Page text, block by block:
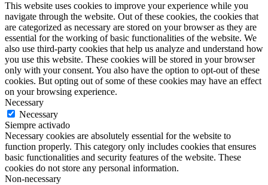
This website uses cookies to improve your experience while you
navigate through the website. Out of these cookies, the cookies that
are categorized as necessary are stored on your browser as they are
essential for the working of basic functionalities of the website. We
also use third-party cookies that help us analyze and understand how
you use this website. These cookies will be stored in your browser
only with your consent. You also have the option to opt-out of these
cookies. But opting out of some of these cookies may have an effect
on your browsing experience.
Necessary
Necessary
Siempre activado
Necessary cookies are absolutely essential for the website to
function properly. This category only includes cookies that ensures
basic functionalities and security features of the website. These
cookies do not store any personal information.
Non-necessary